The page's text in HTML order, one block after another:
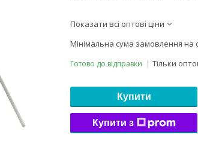
Показати всі оптові ціни
Мінімальна сума замовлення на
Готово до відправки Тільки
Купити
Купити з